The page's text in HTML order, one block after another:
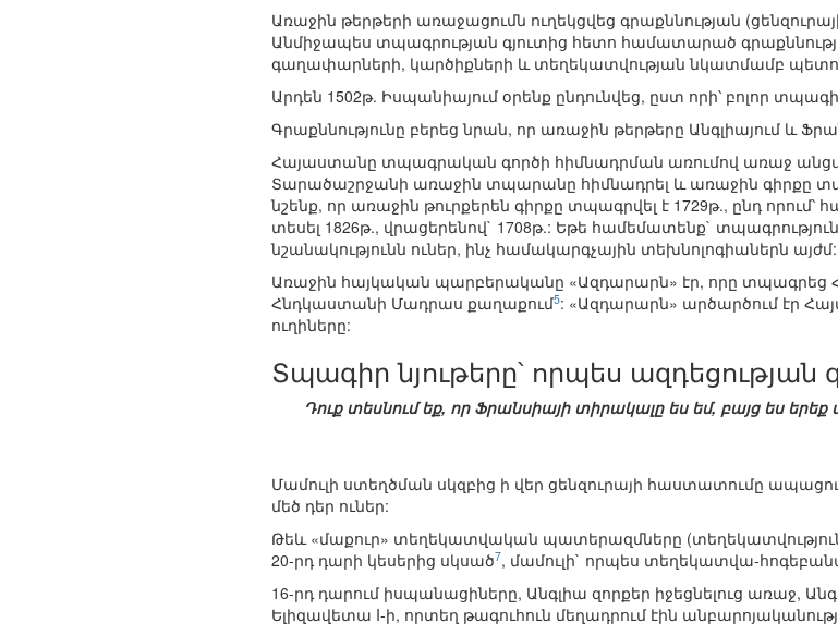
Առաջին թերթերի առաջացումն ուղեկցվեց գրաքննության
Անմիջապես տպագրության գյուտից հետո համատարած
գաղափարների, կարծիքների և տեղեկատվության նկատմամբ
Արդեն 1502թ. Իսպանիայում օրենք ընդունվեց, ըստ որի՝ բոլոր
Գրաքննությունը բերեց նրան, որ առաջին թերթերը Անգլիայում և
Հայաստանը տպագրական գործի հիմնադրման առումով առաջ
Տարածաշրջանի առաջին տպարանը հիմնադրել և առաջին գիրքը
նշենք, որ առաջին թուրքերեն գիրքը տպագրվել է 1729թ., ընդ որում՝
տեսել 1826թ., վրացերենով` 1708թ.: Եթե համեմատենք`
նշանակությունն ուներ, ինչ համակարգչային տեխնոլոգիաներն այժմ:
Առաջին հայկական պարբերականը «Ազդարարն» էր, որը տպագրեց
Հնդկաստանի Մադրաս քաղաքում5: «Ազդարարն» արծարծում էր
ուղիները:
Տպագիր նյութերը՝ որպես ազդեցության
Դուք տեսնում եք, որ Ֆրանսիայի տիրակալը ես եմ, բայց ես
Մամուլի ստեղծման սկզբից ի վեր ցենզուրայի հաստատումը
մեծ դեր ուներ:
Թեև «մաքուր» տեղեկատվական պատերազմները
20-րդ դարի կեսերից սկսած7, մամուլի` որպես տեղեկատվա-
16-րդ դարում իսպանացիները, Անգլիա զորքեր իջեցնելուց առաջ,
Ելիզավետա I-ի, որտեղ թագուհուն մեղադրում էին